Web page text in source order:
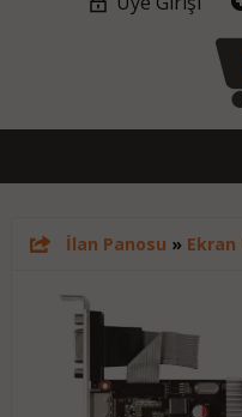
İlan Panosu » Ekran